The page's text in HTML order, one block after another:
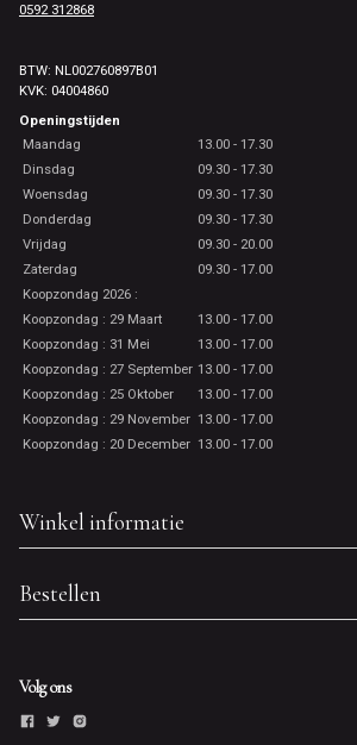
0592 312868
BTW: NL002760897B01
KVK: 04004860
Openingstijden
Maandag
13.00 - 17.30
Dinsdag
09.30 - 17.30
Woensdag
09.30 - 17.30
Donderdag
09.30 - 17.30
Vrijdag
09.30 - 20.00
Zaterdag
09.30 - 17.00
Koopzondag 2026 :
Koopzondag : 29 Maart
13.00 - 17.00
Koopzondag : 31 Mei
13.00 - 17.00
Koopzondag : 27 September 13.00 - 17.00
Koopzondag : 25 Oktober
13.00 - 17.00
Koopzondag : 29 November 13.00 - 17.00
Koopzondag : 20 December 13.00 - 17.00
Winkel informatie
Bestellen
Volg ons